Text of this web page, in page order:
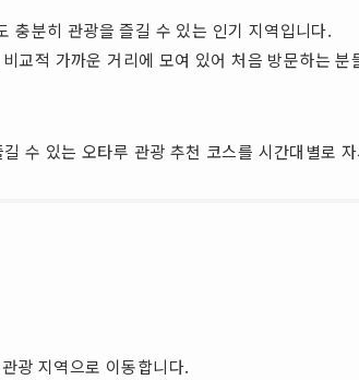
충분히 관광을 즐길 수 있는 인기 지역입니다.
교적 가까운 거리에 모여 있어 처음 방문하는
수 있는 오타루 관광 추천 코스를 시간대별로
광 지역으로 이동합니다.